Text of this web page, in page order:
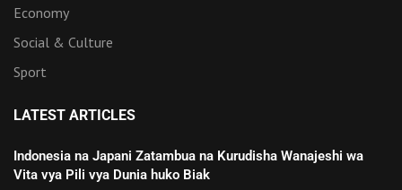
Economy
Social & Culture
Sport
LATEST ARTICLES
Indonesia na Japani Zatambua na Kurudisha Wanajeshi wa
Vita vya Pili vya Dunia huko Biak